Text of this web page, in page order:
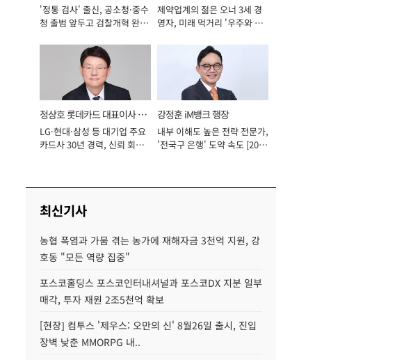
서관
'정통 검사' 출신, 공소청·중수
청 출범 앞두고 검찰개혁 완수
표이사 사장
제약업계의 젊은 오너 3세 경
영자, 미래 먹거리 '우주와 헬
정상호 롯데카드 대표이사 사
장
LG·현대·삼성 등 대기업 주요
카드사 30년 경력, 신뢰 회복
강정훈 iM뱅크 행장
내부 이해도 높은 전략 전문가,
'전국구 은행' 도약 속도 [2026
최신기사
농협 폭염과 가뭄 겪는 농가에 재해자금 3천억 지원, 강
호동 "모든 역량 집중"
포스코홀딩스 포스코인터내셔널과 포스코DX 지분 일부
매각, 투자 재원 2조5천억 확보
[현장] 컴투스 '제우스: 오만의 신' 8월26일 출시, 진입
장벽 낮춘 MMORPG 내..